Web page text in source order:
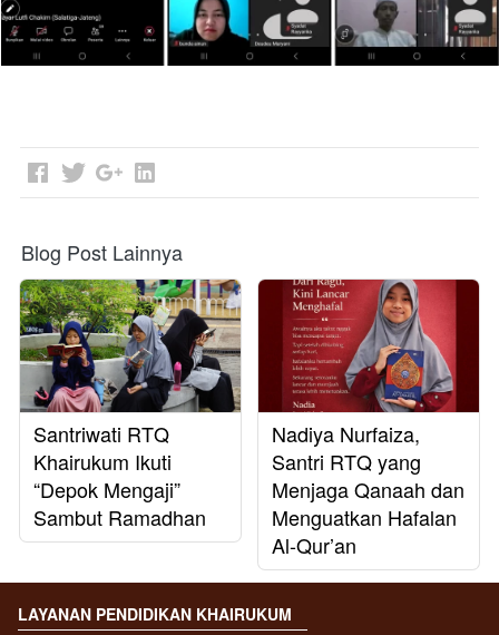
Blog Post Lainnya
Santriwati RTQ
Khairukum Ikuti
“Depok Mengaji”
Sambut Ramadhan
Nadiya Nurfaiza,
Santri RTQ yang
Menjaga Qanaah dan
Menguatkan Hafalan
Al-Qur’an
LAYANAN PENDIDIKAN KHAIRUKUM